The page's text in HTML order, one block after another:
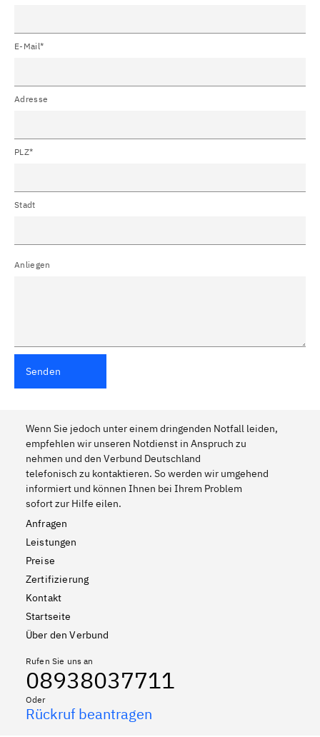
E-Mail*
Adresse
PLZ*
Stadt
Anliegen
Senden
Wenn Sie jedoch unter einem dringenden Notfall leiden,
empfehlen wir unseren Notdienst in Anspruch zu
nehmen und den Verbund Deutschland
telefonisch zu kontaktieren. So werden wir umgehend
informiert und können Ihnen bei Ihrem Problem
sofort zur Hilfe eilen.
Anfragen
Leistungen
Preise
Zertifizierung
Kontakt
Startseite
Über den Verbund
Rufen Sie uns an
08938037711
Oder
Rückruf beantragen